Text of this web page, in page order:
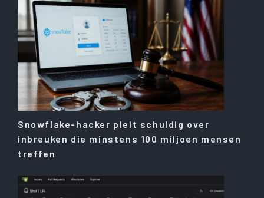
Snowflake-hacker pleit schuldig over
inbreuken die minstens 100 miljoen mensen
treffen